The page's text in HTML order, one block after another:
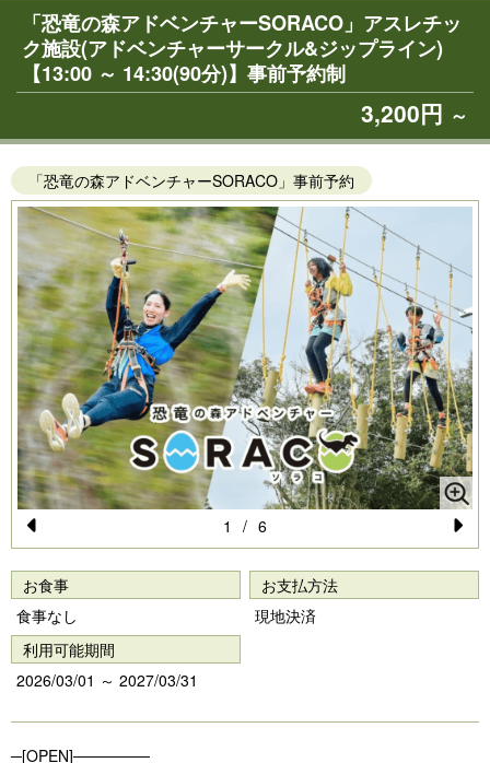
「恐竜の森アドベンチャーSORACO」アスレチッ
ク施設(アドベンチャーサークル&ジップライン)
【13:00 ～ 14:30(90分)】事前予約制
3,200円 ～
「恐竜の森アドベンチャーSORACO」事前予約
Pr
e
vi
o
u
s
N
1 / 6
お食事
食事なし
お支払方法
現地決済
利用可能期間
2026/03/01 ～ 2027/03/31
─[OPEN]───────